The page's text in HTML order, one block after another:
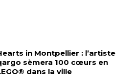
in Montpellier : l’artiste
sèmera 100 cœurs en
dans la ville